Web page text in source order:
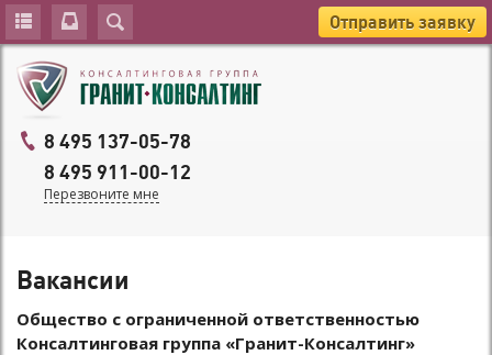
Отправить заявку
8 495 137-05-78
8 495 911-00-12
Перезвоните мне
Вакансии
Общество с ограниченной ответственностью
Консалтинговая группа «Гранит-Консалтинг»